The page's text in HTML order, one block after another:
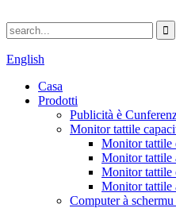
English
Casa
Prodotti
Publicità è
Monitor tattile
Monitor tattile
Monitor tattile
Monitor tattile
Monitor tattile
Computer à